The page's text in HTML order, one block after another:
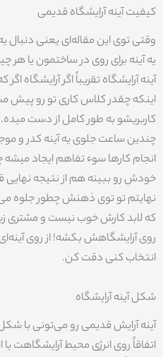
کیفیت آینه آرایشگاه قدیمی
وقتی توی این مقاله‌ای یعنی دنبال
یه آینه برای روی در ساختمون یا
آینه آرایشگاه تقریباً اگر آرایشگاه
اینکه چقدر کلاس کاری تو رو پیش
کاربریشو به طور کامل از دست
چندین ساعت جلوی یه آینه کدر و
انجام کارها سوء تفاهم ایجاد
خودش رو ببینه هم از نتیجه نهایی
نهایتم تو توی ذهنش چطور جلوه
که لابد کارش خوب نیست و مشتری
روی آرایشگاهش بکشه! از روی
انتخاب کنی دقت کن.
شکل آینه آرایشگاه
آینه آرایش قدیمی رو می‌تونی با
اتفاقاً روی انرژی محیط آرایشگاهت